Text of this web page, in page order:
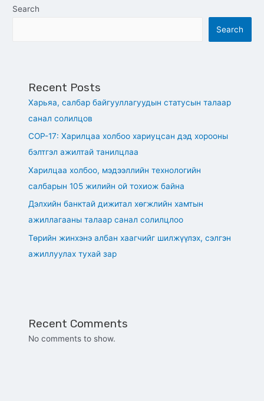
Search
Search
Recent Posts
Харьяа, салбар байгууллагуудын статусын талаар
санал солилцов
СОР-17: Харилцаа холбоо хариуцсан дэд хорооны
бэлтгэл ажилтай танилцлаа
Харилцаа холбоо, мэдээллийн технологийн
салбарын 105 жилийн ой тохиож байна
Дэлхийн банктай дижитал хөгжлийн хамтын
ажиллагааны талаар санал солилцлоо
Төрийн жинхэнэ албан хаагчийг шилжүүлэх, сэлгэн
ажиллуулах тухай зар
Recent Comments
No comments to show.